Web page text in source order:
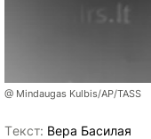
@ Mindaugas Kulbis/AP/TASS
Tекст: Вера Басилая